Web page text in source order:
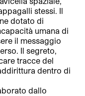
stessi. Il
dotato di
umana di
il messaggio
Il segreto,
tracce del
dentro di
dallo